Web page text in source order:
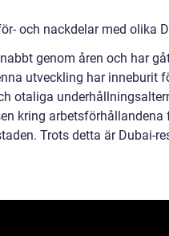
och nackdelar med olika
genom åren och har
utveckling har inneburit
otaliga
kring
Trots detta är Dubai-